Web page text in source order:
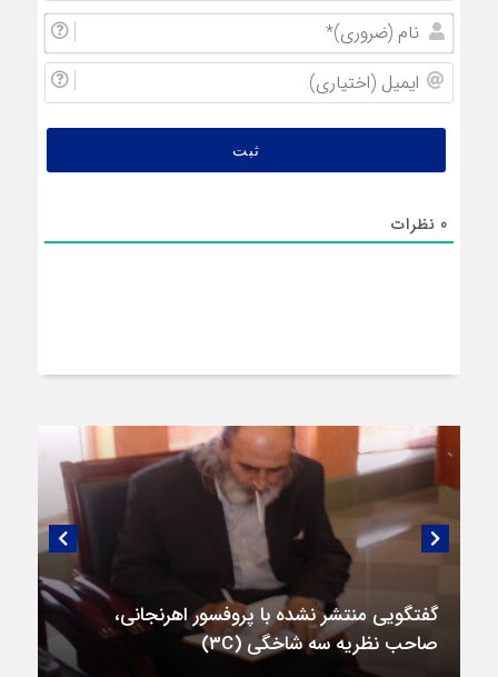
0 نظرات
گفتگویی منتشر نشده با پروفسور اهرنجانی،
صاحب نظریه سه‌ شاخگی (۳C)